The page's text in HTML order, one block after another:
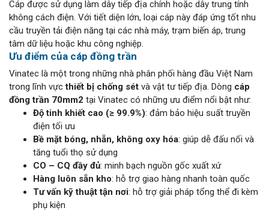
Cáp được sử dụng làm dây tiếp địa chính hoặc dây trung tính
không cách điện. Với tiết diện lớn, loại cáp này đáp ứng tốt nhu
cầu truyền tải điện năng tại các nhà máy, trạm biến áp, trung
tâm dữ liệu hoặc khu công nghiệp.
Ưu điểm của cáp đồng trần
Vinatec là một trong những nhà phân phối hàng đầu Việt Nam
trong lĩnh vựcthiết bị chống sét và vật tư tiếp địa. Dòng cáp
đồng trần 70mm2 tại Vinatec có những ưu điểm nổi bật như:
Độ tinh khiết cao (≥ 99.9%): đảm bảo hiệu suất truyền
điện tối ưu
Bề mặt bóng, nhẵn, không oxy hóa: giúp dễ đấu nối và
tăng tuổi thọ sử dụng
CO – CQ đầy đủ: minh bạch nguồn gốc xuất xứ
Hàng luôn sẵn kho: hỗ trợ giao hàng nhanh toàn quốc
Tư vấn kỹ thuật tận nơi: hỗ trợ giải pháp tổng thể đi kèm
phụ kiện